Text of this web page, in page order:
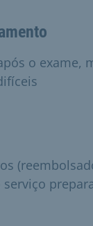
o exame,